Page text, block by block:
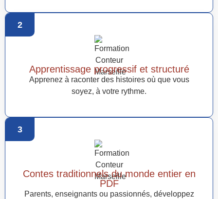
2
Apprentissage progressif et structuré
Apprenez à raconter des histoires où que vous
soyez, à votre rythme.
3
Contes traditionnels du monde entier en
PDF
Parents, enseignants ou passionnés, développez